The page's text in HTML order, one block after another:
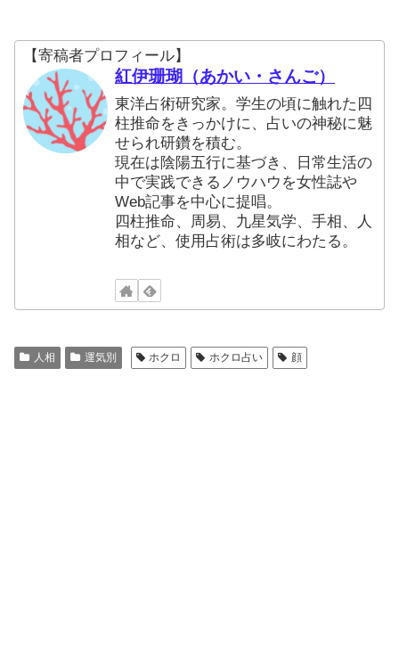
【寄稿者プロフィール】
紅伊珊瑚（あかい・さんご）
東洋占術研究家。学生の頃に触れた四
柱推命をきっかけに、占いの神秘に魅
せられ研鑽を積む。
現在は陰陽五行に基づき、日常生活の
中で実践できるノウハウを女性誌や
Web記事を中心に提唱。
四柱推命、周易、九星気学、手相、人
相など、使用占術は多岐にわたる。
人相 運気別 ホクロ ホクロ占い 顔